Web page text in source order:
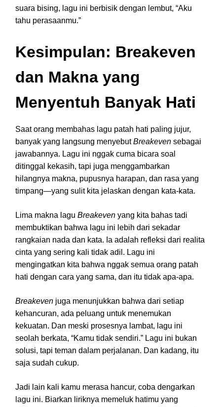
suara bising, lagu ini berbisik dengan lembut, “Aku
tahu perasaanmu.”
Kesimpulan: Breakeven
dan Makna yang
Menyentuh Banyak Hati
Saat orang membahas lagu patah hati paling jujur,
banyak yang langsung menyebutBreakeven sebagai
jawabannya. Lagu ini nggak cuma bicara soal
ditinggal kekasih, tapi juga menggambarkan
hilangnya makna, pupusnya harapan, dan rasa yang
timpang—yang sulit kita jelaskan dengan kata-kata.
Lima makna lagu Breakeven yang kita bahas tadi
membuktikan bahwa lagu ini lebih dari sekadar
rangkaian nada dan kata. Ia adalah refleksi dari realita
cinta yang sering kali tidak adil. Lagu ini
mengingatkan kita bahwa nggak semua orang patah
hati dengan cara yang sama, dan itu tidak apa-apa.
Breakeven juga menunjukkan bahwa dari setiap
kehancuran, ada peluang untuk menemukan
kekuatan. Dan meski prosesnya lambat, lagu ini
seolah berkata, “Kamu tidak sendiri.” Lagu ini bukan
solusi, tapi teman dalam perjalanan. Dan kadang, itu
saja sudah cukup.
Jadi lain kali kamu merasa hancur, coba dengarkan
lagu ini. Biarkan liriknya memeluk hatimu yang